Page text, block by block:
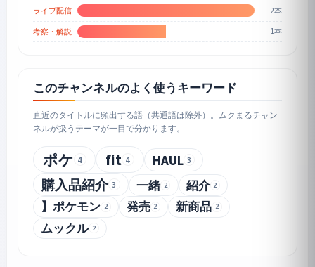
ライブ配信 2本
考察・解説 1本
このチャンネルのよく使うキーワード
直近のタイトルに頻出する語（共通語は除外）。ムクまるチャン
ネルが扱うテーマが一目で分かります。
ポケ 4 fit 4 HAUL 3
購入品紹介 3 一緒 2 紹介 2
】ポケモン 2 発売 2 新商品 2
ムックル 2